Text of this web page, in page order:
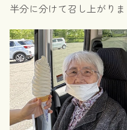
半分に分けて召し上がり